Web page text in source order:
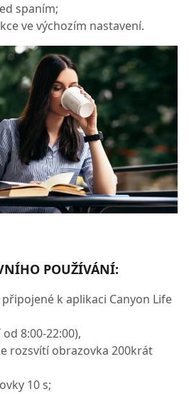
spaním;
ve výchozím nastavení.
POUŽÍVÁNÍ:
k aplikaci Canyon Life
8:00-22:00),
rozsvítí obrazovka 200krát
10 s;